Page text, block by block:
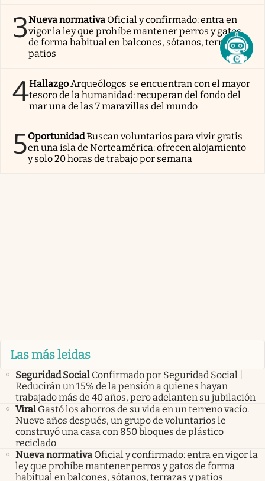
3Nueva normativa Oficial y confirmado: entra en
vigor la ley que prohíbe mantener perros y gatos
de forma habitual en balcones, sótanos, terrazas y
patios
4Hallazgo Arqueólogos se encuentran con el mayor
tesoro de la humanidad: recuperan del fondo del
mar una de las 7 maravillas del mundo
5OportunidadBuscan voluntarios para vivir gratis
en una isla de Norteamérica: ofrecen alojamiento
y solo 20 horas de trabajo por semana
Las más leidas
Seguridad Social Confirmado por Seguridad Social |
Reducirán un 15% de la pensión a quienes hayan
trabajado más de 40 años, pero adelanten su jubilación
Viral Gastó los ahorros de su vida en un terreno vacío.
Nueve años después, un grupo de voluntarios le
construyó una casa con 850 bloques de plástico
reciclado
Nueva normativa Oficial y confirmado: entra en vigor la
ley que prohíbe mantener perros y gatos de forma
habitual en balcones, sótanos, terrazas y patios